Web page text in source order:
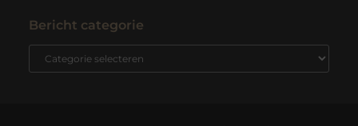
Bericht categorie